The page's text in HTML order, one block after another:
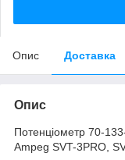
Опис Доставка
Опис
Потенціометр 70-
Ampeg SVT-3PRO,